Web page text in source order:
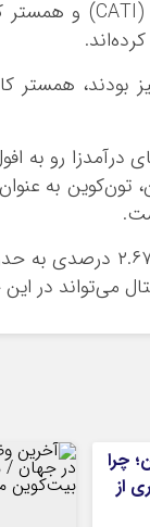
بودند، همستر
درآمدزا رو به
در این چرخه
چرا
از